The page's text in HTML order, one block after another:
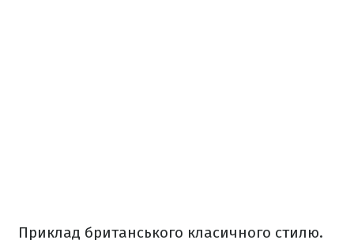
Приклад британського класичного стилю.